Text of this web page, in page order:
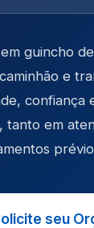
guincho
e
tanto em
seu